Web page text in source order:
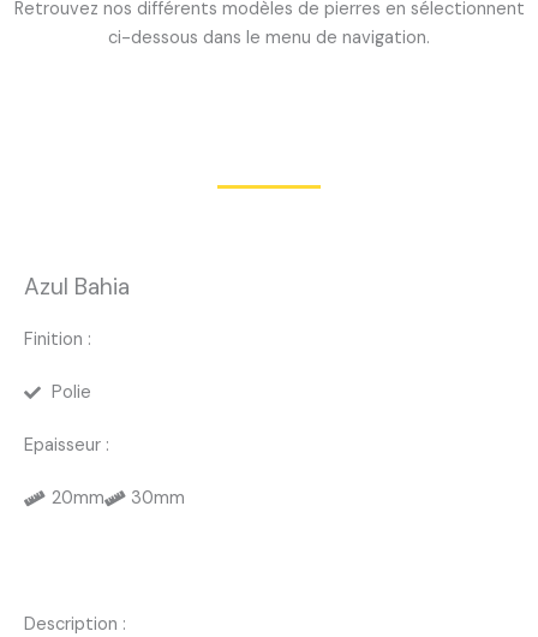
Retrouvez nos différents modèles de pierres en sélectionnent
ci-dessous dans le menu de navigation.
Azul Bahia
Finition :
Polie
Epaisseur :
20mm 30mm
Description :